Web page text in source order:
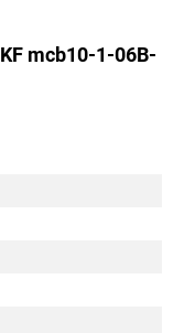
mcb10-1-06B-